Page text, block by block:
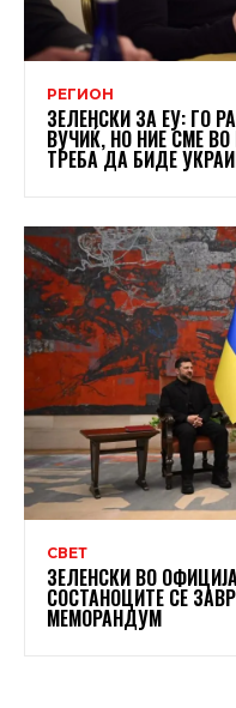
РЕГИОН
ЗЕЛЕНСКИ ЗА ЕУ: ГО
ВУЧИЌ, НО НИЕ СМЕ
ТРЕБА ДА БИДЕ
СВЕТ
ЗЕЛЕНСКИ ВО
СОСТАНОЦИТЕ СЕ
МЕМОРАНДУМ